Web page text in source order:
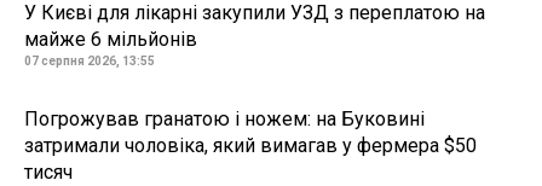
У Києві для лікарні закупили УЗД з переплатою на
майже 6 мільйонів
07 серпня 2026, 13:55
Погрожував гранатою і ножем: на Буковині
затримали чоловіка, який вимагав у фермера $50
тисяч